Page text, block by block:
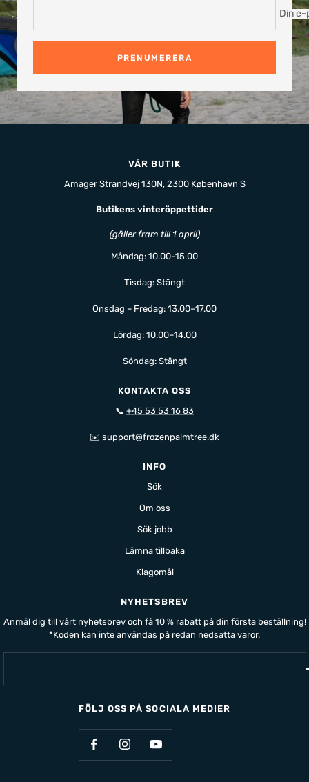
Din e-
PRENUMERERA
VÅR BUTIK
Amager Strandvej 130N, 2300 København S
Butikens vinteröppettider
(gäller fram till 1 april)
Måndag: 10.00-15.00
Tisdag: Stängt
Onsdag – Fredag: 13.00–17.00
Lördag: 10.00–14.00
Söndag: Stängt
KONTAKTA OSS
📞 +45 53 53 16 83
✉️ support@frozenpalmtree.dk
INFO
Sök
Om oss
Sök jobb
Lämna tillbaka
Klagomål
NYHETSBREV
Anmäl dig till vårt nyhetsbrev och få 10 % rabatt på din första beställning!
*Koden kan inte användas på redan nedsatta varor.
FÖLJ OSS PÅ SOCIALA MEDIER